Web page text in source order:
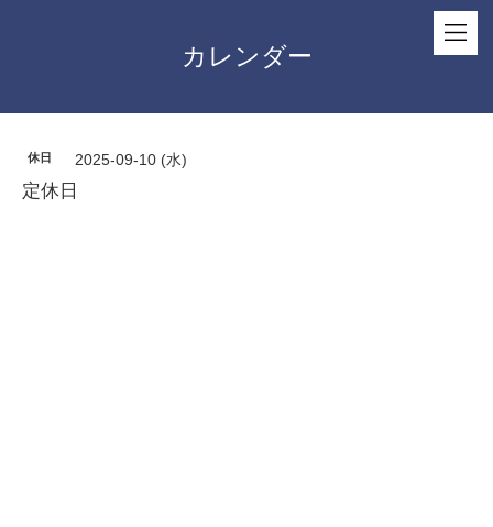
カレンダー
休日 2025-09-10 (水)
定休日